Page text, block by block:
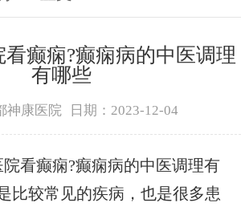
癫痫?癫痫病的中医调理
有哪些
神康医院 日期：2023-12-04
院看癫痫?癫痫病的中医调理有
比较常见的疾病，也是很多患